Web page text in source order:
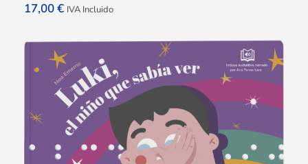
17,00€ IVA Incluido